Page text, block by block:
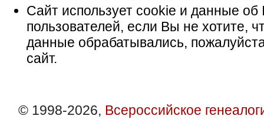
Сайт использует cookie и данные об
пользователей, если Вы не хотите,
данные обрабатывались,
сайт.
© 1998-2026, Всероссийское